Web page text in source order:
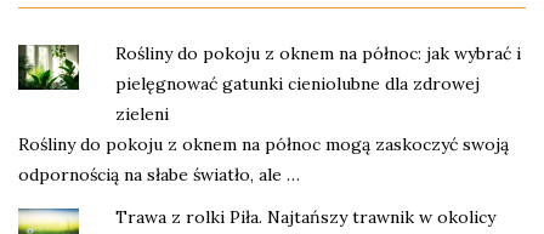
Rośliny do pokoju z oknem na północ: jak wybrać i
pielęgnować gatunki cieniolubne dla zdrowej
zieleni
Rośliny do pokoju z oknem na północ mogą zaskoczyć swoją
odpornością na słabe światło, ale …
Trawa z rolki Piła. Najtańszy trawnik w okolicy